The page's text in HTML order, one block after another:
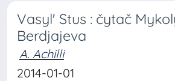
Vasyl' Stus : čytač
Berdjajeva
A. Achilli
2014-01-01